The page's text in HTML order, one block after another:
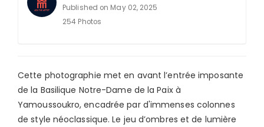
Published on May 02, 2025
254 Photos
Cette photographie met en avant l’entrée imposante
de la Basilique Notre-Dame de la Paix à
Yamoussoukro, encadrée par d'immenses colonnes
de style néoclassique. Le jeu d’ombres et de lumière